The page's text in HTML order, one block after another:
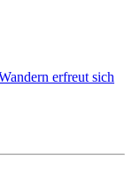
erfreut sich